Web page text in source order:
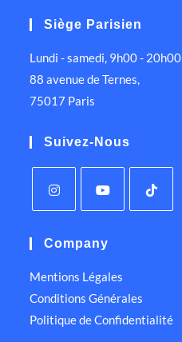
Siège Parisien
Lundi - samedi, 9h00 - 20h00
88 avenue de Ternes,
75017 Paris
Suivez-Nous
Company
Mentions Légales
Conditions Générales
Politique de Confidentialité